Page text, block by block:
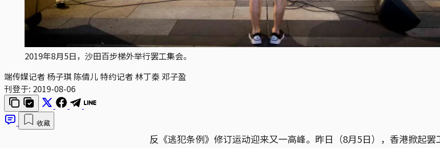
2019年8月5日，沙田百步梯外举行罢工集会。
端传媒记者 杨子琪 陈倩儿 特约记者 林丁秦 邓子盈
刊登于: 2019-08-06
收藏
反《逃犯条例》修订运动迎来又一高峰。昨日（8月5日），香港掀起